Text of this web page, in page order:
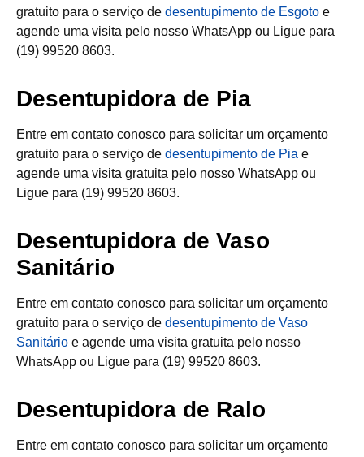
gratuito para o serviço de desentupimento de Esgoto e
agende uma visita pelo nosso WhatsApp ou Ligue para
(19) 99520 8603.
Desentupidora de Pia
Entre em contato conosco para solicitar um orçamento
gratuito para o serviço de desentupimento de Pia e
agende uma visita gratuita pelo nosso WhatsApp ou
Ligue para (19) 99520 8603.
Desentupidora de Vaso
Sanitário
Entre em contato conosco para solicitar um orçamento
gratuito para o serviço de desentupimento de Vaso
Sanitário e agende uma visita gratuita pelo nosso
WhatsApp ou Ligue para (19) 99520 8603.
Desentupidora de Ralo
Entre em contato conosco para solicitar um orçamento